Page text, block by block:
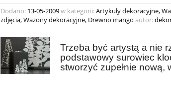
Dodano: 13-05-2009w kategorii:Artykuły dekoracyjne,
zdjęcia,Wazony dekoracyjne, Drewno mango autor:
Trzeba być artystą a nie
podstawowy surowiec
stworzyć zupełnie